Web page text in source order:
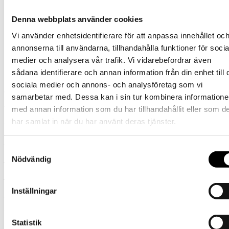
Denna webbplats använder cookies
Vi använder enhetsidentifierare för att anpassa innehållet och
annonserna till användarna, tillhandahålla funktioner för
medier och analysera vår trafik. Vi vidarebefordrar även
sådana identifierare och annan information från din enhet till
sociala medier och annons- och analysföretag som vi
samarbetar med. Dessa kan i sin tur kombinera
med annan information som du har tillhandahållit eller som
har samlat in när du har använt deras tjänster.
Nödvändig
Inställningar
Statistik
tjänster
Erfarenhet av roadmap-arbete och strategisk IT-
infrastrukturutveckling
Förståelse för Industri 4.0 och IT/OT-integration
Erfarenhet av produktionsnära IT och system i industrimiljöer
Uppdragslängd:6 månader
Vänligen ansök snarast med:
– Timpris (inkl. omkostnader)
– En kort motivering varför du är lämplig uppdraget